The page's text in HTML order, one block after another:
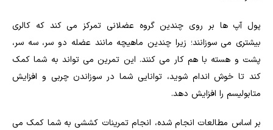
پول آپ ها بر روی چندین گروه عضلانی تمرکز می کند که کالری
بیشتری می سوزانند؛ زیرا چندین ماهیچه مانند عضله دو سر، سه سر،
پشت و هسته با هم کار می کنند. این تمرین می تواند به شما کمک
کند تا خوش اندام شوید، توانایی شما در سوزاندن چربی و افزایش
متابولیسم را افزایش دهد.
بر اساس مطالعات انجام شده، انجام تمرینات کششی به شما کمک می